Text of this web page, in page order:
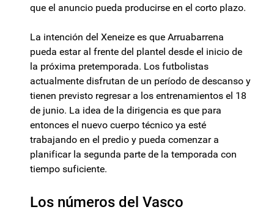
que el anuncio pueda producirse en el corto plazo.
La intención del Xeneize es que Arruabarrena
pueda estar al frente del plantel desde el inicio de
la próxima pretemporada. Los futbolistas
actualmente disfrutan de un período de descanso y
tienen previsto regresar a los entrenamientos el 18
de junio. La idea de la dirigencia es que para
entonces el nuevo cuerpo técnico ya esté
trabajando en el predio y pueda comenzar a
planificar la segunda parte de la temporada con
tiempo suficiente.
Los números del Vasco